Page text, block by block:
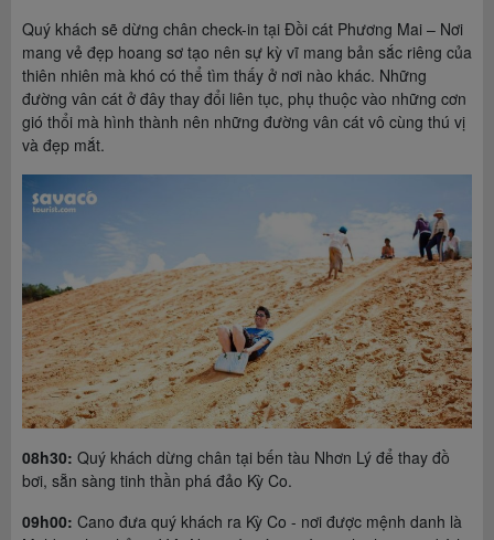
Quý khách sẽ dừng chân check-in tại Đồi cát Phương Mai – Nơi
mang vẻ đẹp hoang sơ tạo nên sự kỳ vĩ mang bản sắc riêng của
thiên nhiên mà khó có thể tìm thấy ở nơi nào khác. Những
đường vân cát ở đây thay đổi liên tục, phụ thuộc vào những cơn
gió thổi mà hình thành nên những đường vân cát vô cùng thú vị
và đẹp mắt.
08h30: Quý khách dừng chân tại bến tàu Nhơn Lý để thay đồ
bơi, sẵn sàng tinh thần phá đảo Kỳ Co.
09h00: Cano đưa quý khách ra Kỳ Co - nơi được mệnh danh là